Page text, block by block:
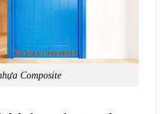
Composite